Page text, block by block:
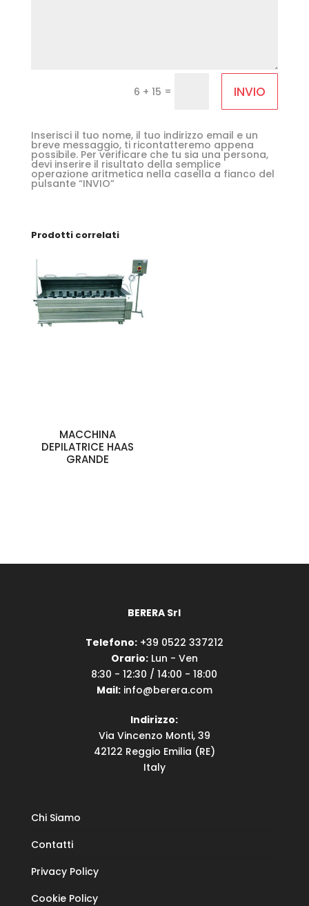
6 + 15 = INVIO
Inserisci il tuo nome, il tuo indirizzo email e un
breve messaggio, ti ricontatteremo appena
possibile. Per verificare che tu sia una persona,
devi inserire il risultato della semplice
operazione aritmetica nella casella a fianco del
pulsante “INVIO”
Prodotti correlati
MACCHINA
DEPILATRICE HAAS
GRANDE
BERERA Srl
Telefono:+39 0522 337212
Orario:Lun - Ven
8:30 - 12:30 / 14:00 - 18:00
Mail:info@berera.com
Indirizzo:
Via Vincenzo Monti, 39
42122 Reggio Emilia (RE)
Italy
Chi Siamo
Contatti
Privacy Policy
Cookie Policy